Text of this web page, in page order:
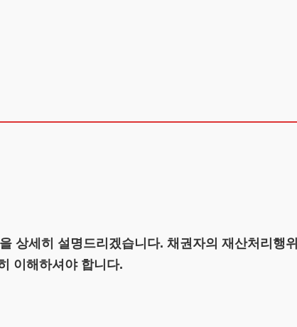
세히 설명드리겠습니다. 채권자의 재산처리행
이해하셔야 합니다.